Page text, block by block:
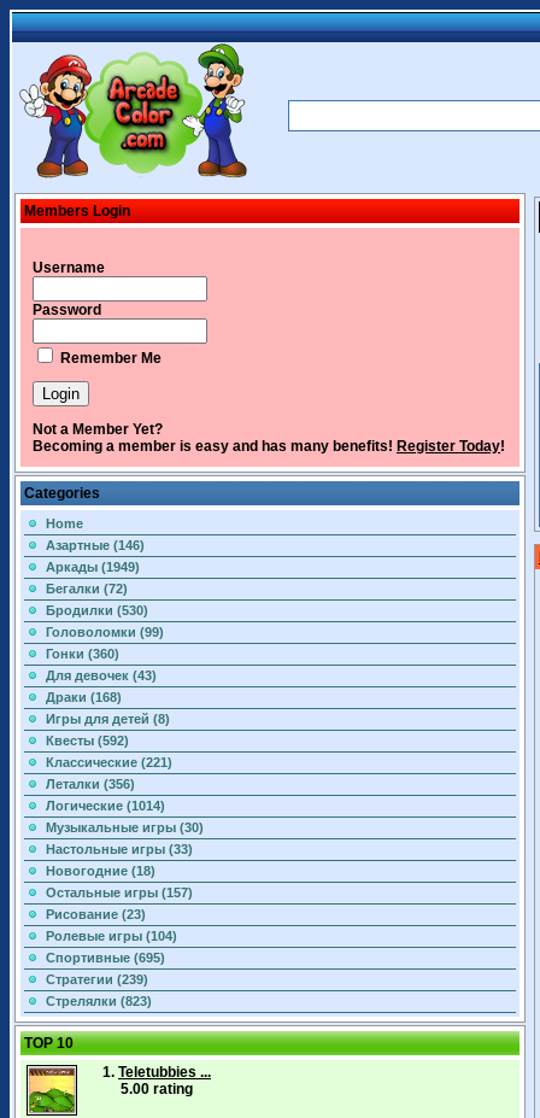
Members Login
Username
Password
Remember Me
Not a Member Yet?
Becoming a member is easy and has many benefits! Register Today!
Categories
Home
Азартные (146)
Аркады (1949)
Бегалки (72)
Бродилки (530)
Головоломки (99)
Гонки (360)
Для девочек (43)
Драки (168)
Игры для детей (8)
Квесты (592)
Классические (221)
Леталки (356)
Логические (1014)
Музыкальные игры (30)
Настольные игры (33)
Новогодние (18)
Остальные игры (157)
Рисование (23)
Ролевые игры (104)
Спортивные (695)
Стратегии (239)
Стрелялки (823)
TOP 10
1. Teletubbies ...
5.00 rating